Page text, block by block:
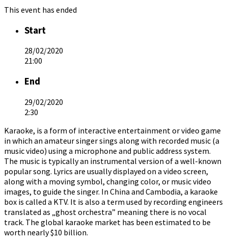
This event has ended
Start
28/02/2020
21:00
End
29/02/2020
2:30
Karaoke, is a form of interactive entertainment or video game
in which an amateur singer sings along with recorded music (a
music video) using a microphone and public address system.
The music is typically an instrumental version of a well-known
popular song. Lyrics are usually displayed on a video screen,
along with a moving symbol, changing color, or music video
images, to guide the singer. In China and Cambodia, a karaoke
box is called a KTV. It is also a term used by recording engineers
translated as „ghost orchestra” meaning there is no vocal
track. The global karaoke market has been estimated to be
worth nearly $10 billion.